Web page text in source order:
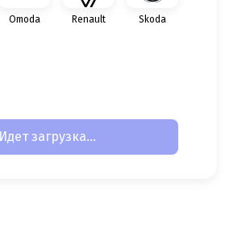
Omoda Renault Skoda
Идет загрузка...